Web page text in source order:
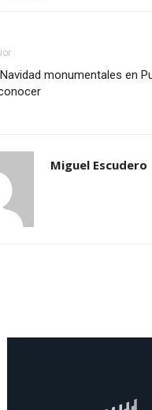
monumentales en
Miguel Escudero